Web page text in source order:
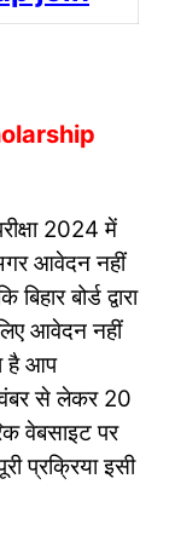
परीक्षा 2024 में
आवेदन नहीं
बोर्ड द्वारा
आवेदन नहीं
है आप
से लेकर 20
वेबसाइट पर
प्रक्रिया इसी